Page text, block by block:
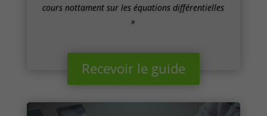
cours nottament sur les équations différentielles
»
Recevoir le guide